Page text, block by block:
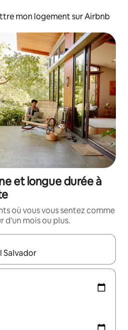
mon logement sur Airbnb
et longue durée à
où vous vous sentez comme
d'un mois ou plus.
utilisez les flèches vers le